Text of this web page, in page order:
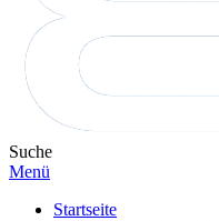
Suche
Menü
Startseite